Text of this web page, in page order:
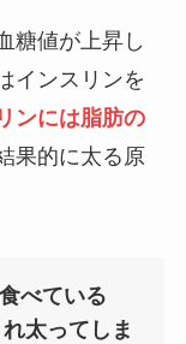
糖値が上昇し
インスリンを
ンには脂肪の
果的に太る原
べている
れ太ってしま